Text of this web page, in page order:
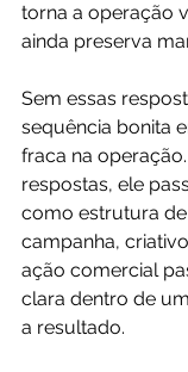
torna a operação
ainda preserva
Sem essas
sequência bonita
fraca na
respostas, ele
como estrutura
campanha,
ação comercial
clara dentro de
a resultado.